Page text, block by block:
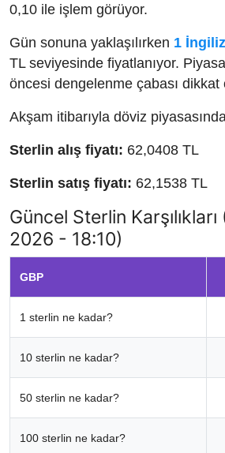
0,10 ile işlem görüyor.
Gün sonuna yaklaşılırken 1
TL seviyesinde fiyatlanıyor.
öncesi dengelenme çabası dikkat
Akşam itibarıyla döviz
Sterlin alış fiyatı: 62,0408 TL
Sterlin satış fiyatı: 62,1538 TL
Güncel Sterlin
2026 - 18:10)
GBP
1 sterlin ne kadar?
10 sterlin ne kadar?
50 sterlin ne kadar?
100 sterlin ne kadar?